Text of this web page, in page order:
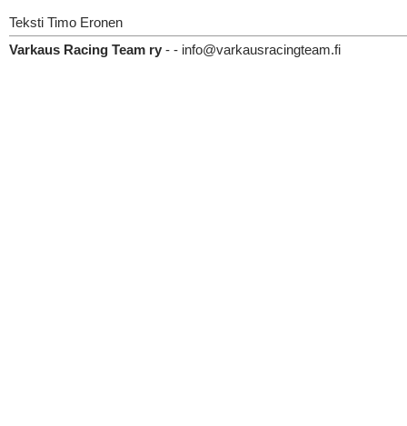
Teksti Timo Eronen
Varkaus Racing Team ry - - info@varkausracingteam.fi